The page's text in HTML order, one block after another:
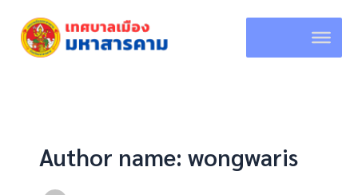
content
Author name: wongwaris